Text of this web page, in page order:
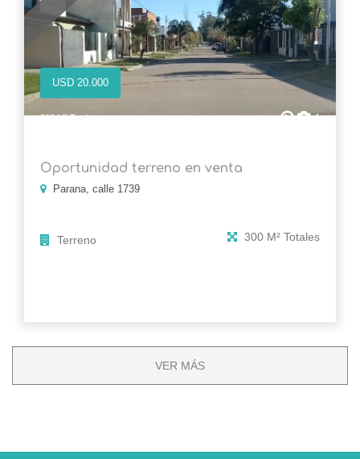
USD 20.000
300 M² Totales 4
Oportunidad terreno en venta
Parana, calle 1739
Terreno 300 M² Totales
VER MÁS